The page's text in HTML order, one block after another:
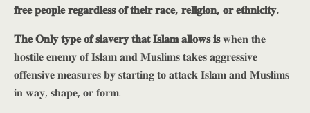
𝐟𝐫𝐞𝐞 𝐩𝐞𝐨𝐩𝐥𝐞 𝐫𝐞𝐠𝐚𝐫𝐝𝐥𝐞𝐬𝐬 𝐨𝐟 𝐭𝐡𝐞𝐢𝐫 𝐫𝐚𝐜𝐞, 𝐫𝐞𝐥𝐢𝐠𝐢𝐨𝐧, 𝐨𝐫 𝐞𝐭𝐡𝐧𝐢𝐜𝐢𝐭𝐲.
𝐓𝐡𝐞 𝐎𝐧𝐥𝐲 𝐭𝐲𝐩𝐞 𝐨𝐟 𝐬𝐥𝐚𝐯𝐞𝐫𝐲 𝐭𝐡𝐚𝐭 𝐈𝐬𝐥𝐚𝐦 𝐚𝐥𝐥𝐨𝐰𝐬 𝐢𝐬𝐰𝐡𝐞𝐧 𝐭𝐡𝐞
𝐡𝐨𝐬𝐭𝐢𝐥𝐞 𝐞𝐧𝐞𝐦𝐲 𝐨𝐟 𝐈𝐬𝐥𝐚𝐦 𝐚𝐧𝐝 𝐌𝐮𝐬𝐥𝐢𝐦𝐬 𝐭𝐚𝐤𝐞𝐬 𝐚𝐠𝐠𝐫𝐞𝐬𝐬𝐢𝐯𝐞
𝐨𝐟𝐟𝐞𝐧𝐬𝐢𝐯𝐞 𝐦𝐞𝐚𝐬𝐮𝐫𝐞𝐬 𝐛𝐲 𝐬𝐭𝐚𝐫𝐭𝐢𝐧𝐠 𝐭𝐨 𝐚𝐭𝐭𝐚𝐜𝐤 𝐈𝐬𝐥𝐚𝐦 𝐚𝐧𝐝 𝐌𝐮𝐬𝐥𝐢𝐦𝐬
𝐢𝐧 𝐰𝐚𝐲, 𝐬𝐡𝐚𝐩𝐞, 𝐨𝐫 𝐟𝐨𝐫𝐦.